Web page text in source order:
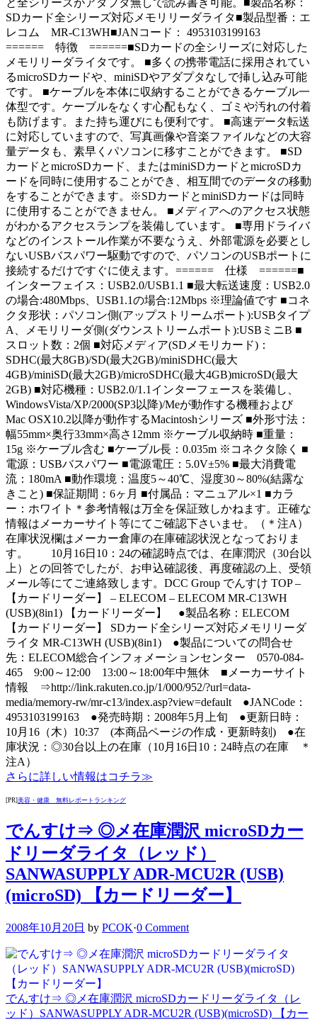
と全シリーズがアダプタ無しで読み書き可能。■製品名称：
SDカード全シリーズ対応メモリリーダライタ■製品型番：エ
レコム MR-C13WH■JANコード： 4953103199163
====== 特徴 ======■SDカードの全シリーズに対応した
メモリリーダライタです。 ■多くの携帯電話に採用されてい
るmicroSDカードや、miniSDやアダプタなしで挿し込み可能
です。 ■ケーブルを本体に収納することができるケーブル一
体型です。ケーブルをなくす心配もなく、ゴミや汚れの付着
も防げます。また持ち運びにも便利です。 ■高速データ転送
に対応していますので、写真画像や音楽ファイルなどの大容
量データも、素早くパソコンに移すことができます。 ■SD
カードとmicroSDカード、またはminiSDカードとmicroSDカ
ードを同時に使用することができ、相互間でのデータの移動
をすることができます。※SDカードとminiSDカードは同時
に使用することができません。 ■メディアへのアクセス状態
がわかるアクセスランプを装備しています。 ■専用ドライバ
などのインストール作業が不要なうえ、外部電源を必要とし
ないUSBバスパワー駆動ですので、パソコンのUSBポートに
接続するだけですぐに使えます。====== 仕様 ======■
インターフェイス：USB2.0/USB1.1 ■最大転送速度：USB2.0
の場合:480Mbps、USB1.1の場合:12Mbps ※理論値です ■コネ
クタ形状：パソコン側(アップストリームポート):USBタイプ
A、メモリリーダ側(ダウンストリームポート):USBミニB ■
スロット数：2個 ■対応メディア(SDメモリカード)：
SDHC(最大8GB)/SD(最大2GB)/miniSDHC(最大
4GB)/miniSD(最大2GB)/microSDHC(最大4GB)microSD(最大
2GB) ■対応機種：USB2.0/1.1インターフェースを装備し、
WindowsVista/XP/2000(SP3以降)/Meが動作する機種および
Mac OSX10.2以降が動作するMacintoshシリーズ ■外形寸法：
幅55mm×奥行33mm×高さ12mm ※ケーブル収納時 ■重量：
15g ※ケーブル含む ■ケーブル長：0.035m ※コネクタ除く ■
電源：USBバスパワー ■電源電圧：5.0V±5% ■最大消費電
流：180mA ■動作環境：温度5～40℃、湿度30～80%(結露な
きこと) ■保証期間：6ヶ月 ■付属品：マニュアル×1 ■カラ
ー：ホワイト＊参考情報は万全を保証致しかねます。正確な
情報はメーカーサイト等にてご確認下さいませ。（＊注A）
在庫状況欄はメーカー倉庫の在庫確認状況となっておりま
す。 10月16日10：24の確認時点では、在庫潤沢（30台以
上）との回答でしたが、お申込確認後、再度確認の上、受領
メール等にてご連絡致します。DCC Group でんすけ TOP –
【カードリーダー】 – ELECOM – ELECOM MR-C13WH
(USB)(8in1) 【カードリーダー】 ●製品名称：ELECOM
【カードリーダー】 SDカード全シリーズ対応メモリリーダ
ライタ MR-C13WH (USB)(8in1) ●製品についての問合せ
先：ELECOM総合インフォメーションセンター 0570-084-
465 9:00～12:00 13:00～18:00年中無休 ■メーカーサイト
情報 ⇒http://link.rakuten.co.jp/1/000/952/?url=data-
media/memory-rw/mr-c13/index.asp?view=default ●JANCode：
4953103199163 ●発売時期：2008年5月上旬 ●更新日時：
10月16（木）10:37 (本商品ページの作成・更新時刻) ●在
庫状況：◎30台以上の在庫（10月16日10：24時点の在庫 ＊
注A）
さらに詳しい情報はコチラ≫
[PR]美容・健康 無料レポートランキング
でんすけ⇒ ◎メ在庫潤沢 microSDカー
ドリーダライタ（レッド）
SANWASUPPLY ADR-MCU2R (USB)
(microSD) 【カードリーダー】
2008年10月20日 by PCOK·0 Comment
でんすけ⇒ ◎メ在庫潤沢 microSDカードリーダライタ（レ
ッド）SANWASUPPLY ADR-MCU2R (USB)(microSD) 【カー